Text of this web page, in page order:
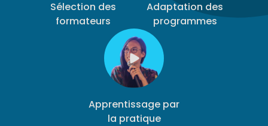
Sélection des
formateurs
Adaptation des
programmes
Apprentissage par
la pratique